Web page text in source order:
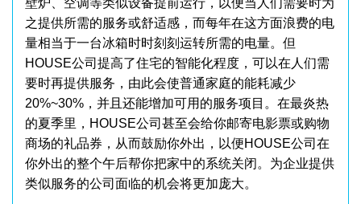
壁炉、空调等类似设备提前运行，以便当人们需要时为
之提供所需的服务或舒适感，而每年在这方面浪费的电
量相当于一台冰箱时时刻刻运转所需的电量。但
HOUSE公司提高了住宅的智能化程度，可以在人们需
要时再提供服务，由此会使普通家庭的能耗减少
20%~30%，并且还能增加可用的服务项目。在最炎热
的夏季里，HOUSE公司甚至会给你邮寄电影票或购物
商场的礼品券，从而鼓励你外出，以便HOUSE公司在
你外出的整个午后帮你把家中的系统关闭。为企业提供
类似服务的公司面临的机会将更加庞大。